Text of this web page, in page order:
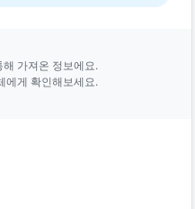
가져온 정보에요.
에게 확인해보세요.